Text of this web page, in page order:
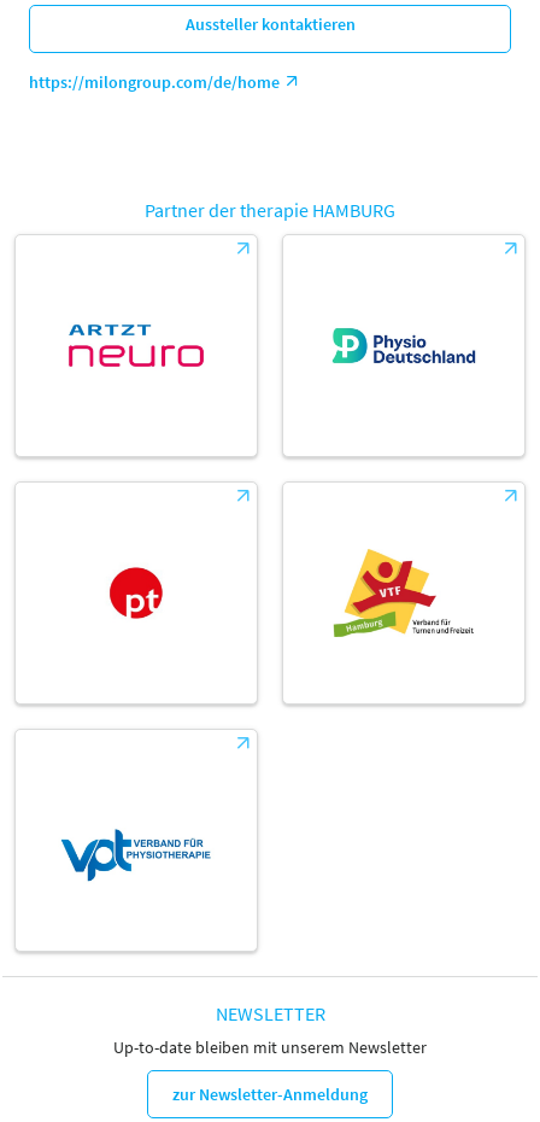
Aussteller kontaktieren
https://milongroup.com/de/home
Partner der therapie HAMBURG
NEWSLETTER
Up-to-date bleiben mit unserem Newsletter
zur Newsletter-Anmeldung